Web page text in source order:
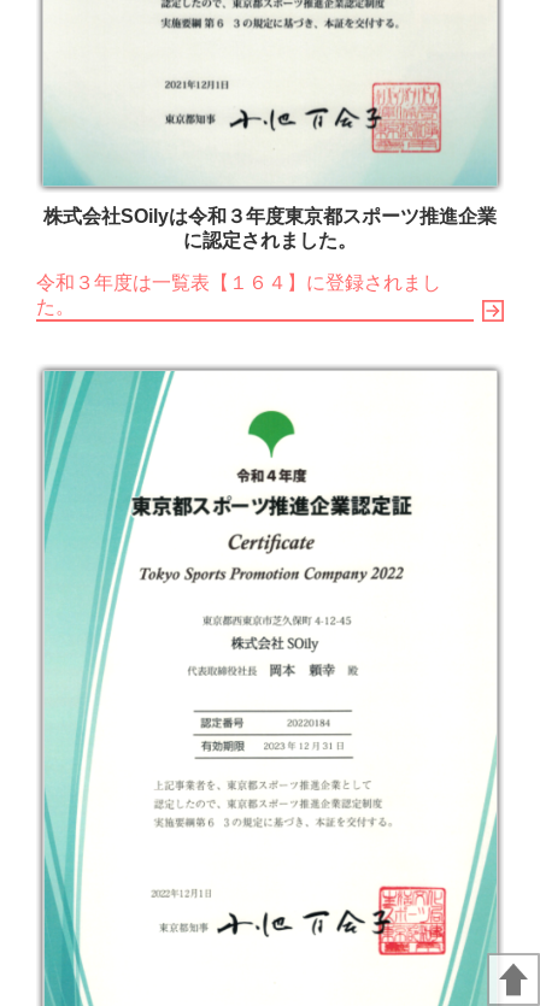
株式会社SOilyは令和３年度東京都スポーツ推進企業
に認定されました。
令和３年度は一覧表【１６４】に登録されまし
た。